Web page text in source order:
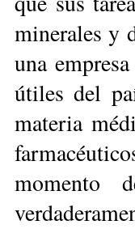
minerales y
una
útiles del
materia
momento